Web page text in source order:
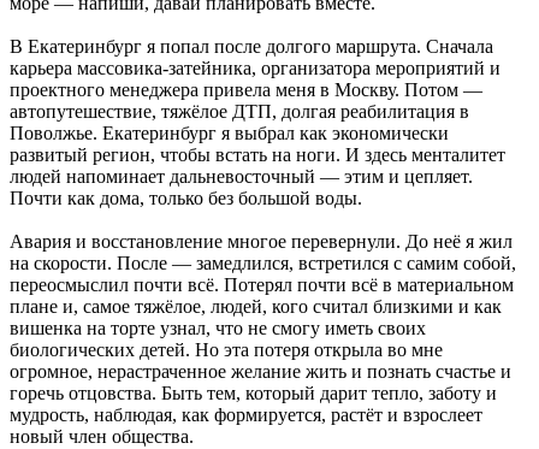
В Екатеринбург я попал после долгого маршрута. Сначала
карьера массовика-затейника, организатора мероприятий и
проектного менеджера привела меня в Москву. Потом —
автопутешествие, тяжёлое ДТП, долгая реабилитация в
Поволжье. Екатеринбург я выбрал как экономически
развитый регион, чтобы встать на ноги. И здесь менталитет
людей напоминает дальневосточный — этим и цепляет.
Почти как дома, только без большой воды.
Авария и восстановление многое перевернули. До неё я жил
на скорости. После — замедлился, встретился с самим собой,
переосмыслил почти всё. Потерял почти всё в материальном
плане и, самое тяжёлое, людей, кого считал близкими и как
вишенка на торте узнал, что не смогу иметь своих
биологических детей. Но эта потеря открыла во мне
огромное, нерастраченное желание жить и познать счастье и
горечь отцовства. Быть тем, который дарит тепло, заботу и
мудрость, наблюдая, как формируется, растёт и взрослеет
новый член общества.